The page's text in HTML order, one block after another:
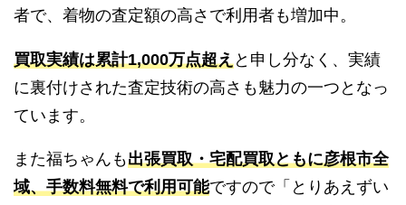
者で、着物の査定額の高さで利用者も増加中。
買取実績は累計1,000万点超えと申し分なく、実績
に裏付けされた査定技術の高さも魅力の一つとなっ
ています。
また福ちゃんも出張買取・宅配買取ともに彦根市全
域、手数料無料で利用可能ですので「とりあえずい